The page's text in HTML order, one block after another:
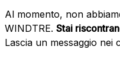
Al momento, non
WINDTRE. Stai
Lascia un messaggio nei